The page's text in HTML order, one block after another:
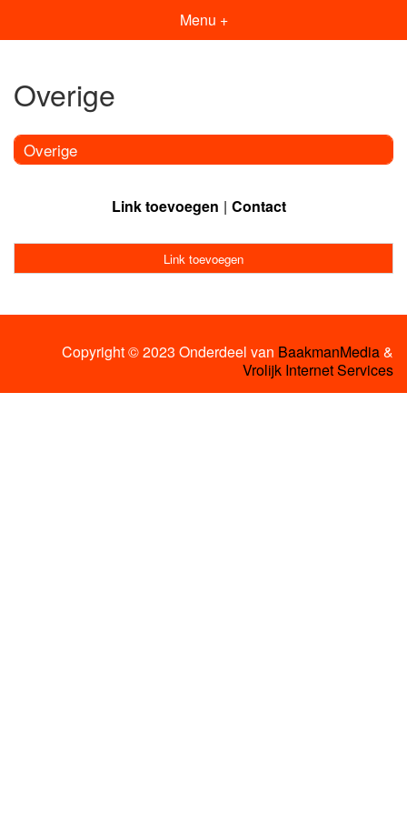
Menu +
Overige
Overige
Link toevoegen Contact
Link toevoegen
Copyright © 2023 Onderdeel van BaakmanMedia&
Vrolijk Internet Services